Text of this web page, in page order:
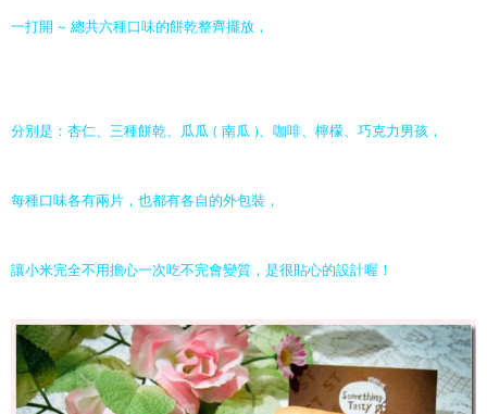
一打開 ~ 總共六種口味的餅乾整齊擺放，
分別是：杏仁、三種餅乾、瓜瓜 ( 南瓜 )、咖啡、檸檬、巧克力男孩，
每種口味各有兩片，也都有各自的外包裝，
讓小米完全不用擔心一次吃不完會變質，是很貼心的設計喔！